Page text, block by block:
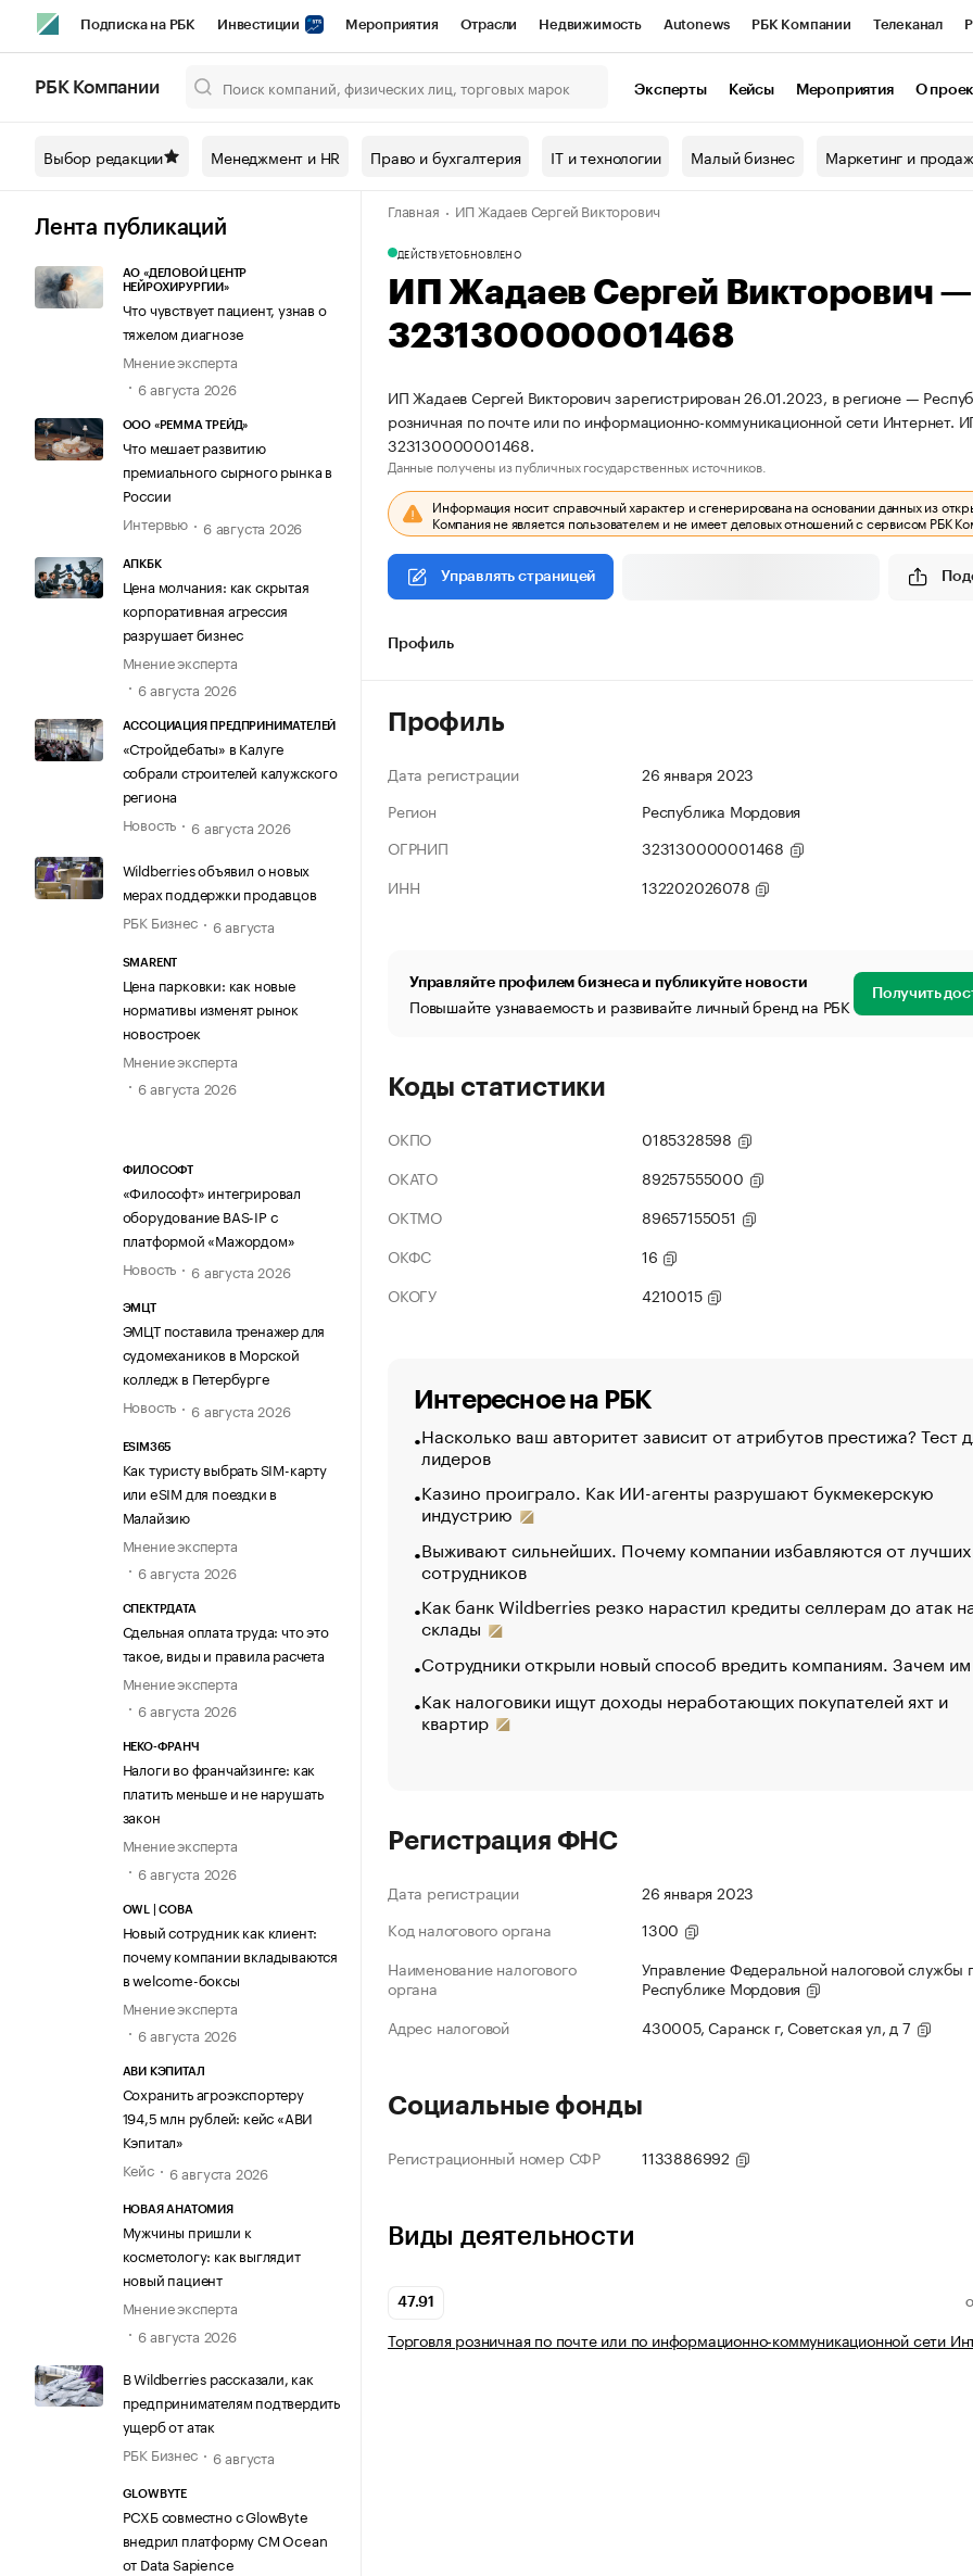
Подписка на РБК Инвестиции Мероприятия Отрасли Недвижимость Autonews РБК Компании Телеканал
Спецпроекты СПб Конференции СПб Спецпроекты Проверка контрагентов
Технологии и медиа Рынок наличной валюты
РБК Компании Эксперты Кейсы Мероприятия О
Выбор редакции Менеджмент и HR Право и бухгалтерия IT и технологии Малый бизнес Маркетинг и
Лента публикаций
АО «ДЕЛОВОЙ ЦЕНТР
НЕЙРОХИРУРГИИ»
Что чувствует пациент, узнав о
тяжелом диагнозе
Мнение эксперта
6 августа 2026
ООО «РЕММА ТРЕЙД»
Что мешает развитию
премиального сырного рынка в
России
Интервью
6 августа 2026
АПКБК
Цена молчания: как скрытая
корпоративная агрессия
разрушает бизнес
Мнение эксперта
6 августа 2026
АССОЦИАЦИЯ ПРЕДПРИНИМАТЕЛЕЙ
«Стройдебаты» в Калуге
собрали строителей калужского
региона
Новость
6 августа 2026
Wildberries объявил о новых
мерах поддержки продавцов
РБК Бизнес
6 августа
SMARENT
Цена парковки: как новые
нормативы изменят рынок
новостроек
Мнение эксперта
6 августа 2026
ФИЛОСОФТ
«Философт» интегрировал
оборудование BAS-IP с
платформой «Мажордом»
Новость
6 августа 2026
ЭМЦТ
ЭМЦТ поставила тренажер для
судомехаников в Морской
колледж в Петербурге
Новость
6 августа 2026
ESIM365
Как туристу выбрать SIM-карту
или eSIM для поездки в
Малайзию
Мнение эксперта
6 августа 2026
СПЕКТРДАТА
Сдельная оплата труда: что это
такое, виды и правила расчета
Мнение эксперта
6 августа 2026
НЕКО-ФРАНЧ
Налоги во франчайзинге: как
платить меньше и не нарушать
закон
Мнение эксперта
6 августа 2026
OWL | СОВА
Новый сотрудник как клиент:
почему компании вкладываются
в welcome-боксы
Мнение эксперта
6 августа 2026
АВИ КЭПИТАЛ
Сохранить агроэкспортеру
194,5 млн рублей: кейс «АВИ
Кэпитал»
Кейс
6 августа 2026
НОВАЯ АНАТОМИЯ
Мужчины пришли к
косметологу: как выглядит
новый пациент
Мнение эксперта
6 августа 2026
В Wildberries рассказали, как
предпринимателям подтвердить
ущерб от атак
РБК Бизнес
6 августа
GLOWBYTE
РСХБ совместно с GlowByte
внедрил платформу CM Ocean
от Data Sapience
Главная ИП Жадаев Сергей Викторович
ДЕЙСТВУЕТОБНОВЛЕНО
ИП Жадаев Сергей Викторович
323130000001468
ИП Жадаев Сергей Викторович зарегистрирован 26.01.2023, в регионе —
розничная по почте или по информационно-коммуникационной сети
323130000001468.
Данные получены из публичных государственных источников.
Информация носит справочный характер и сгенерирована на основании данных из
Компания не является пользователем и не имеет деловых отношений с сервисом РБК
Управлять страницей
Профиль
Профиль
Дата регистрации
26 января 2023
Регион
Республика Мордовия
ОГРНИП
323130000001468
ИНН
132202026078
Управляйте профилем бизнеса и публикуйте новости
Повышайте узнаваемость и развивайте личный бренд на РБК Получить
Коды статистики
ОКПО
0185328598
ОКАТО
89257555000
ОКТМО
89657155051
ОКФС
16
ОКОГУ
4210015
Интересное на РБК
Насколько ваш авторитет зависит от атрибутов престижа? Тест
лидеров
Казино проиграло. Как ИИ-агенты разрушают букмекерскую
индустрию
Выживают сильнейших. Почему компании избавляются от лучших
сотрудников
Как банк Wildberries резко нарастил кредиты селлерам до атак
склады
Сотрудники открыли новый способ вредить компаниям. Зачем
Как налоговики ищут доходы неработающих покупателей яхт и
квартир
Регистрация ФНС
Дата регистрации
26 января 2023
Код налогового органа
1300
Наименование налогового
органа
Управление Федеральной налоговой службы
Республике Мордовия
Адрес налоговой
430005, Саранск г, Советская ул, д 7
Социальные фонды
Регистрационный номер СФР 1133886992
Виды деятельности
47.91
Торговля розничная по почте или по информационно-коммуникационной сети